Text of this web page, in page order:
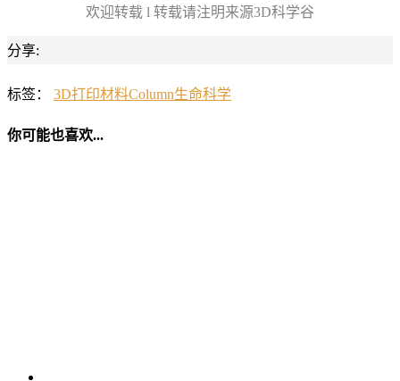
欢迎转载 l 转载请注明来源3D科学谷
分享:
标签： 3D打印材料Column生命科学
你可能也喜欢...